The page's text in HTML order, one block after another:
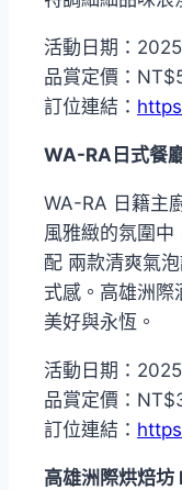
活動日期：
品賞定價：
訂位連結：
WA-RA 日式餐
WA-RA 日籍主
風雅緻的氛圍中
配 兩款清爽氣
式感。高雄洲際
美好與永恆。
活動日期：
品賞定價：
訂位連結：
高雄洲際烘焙坊